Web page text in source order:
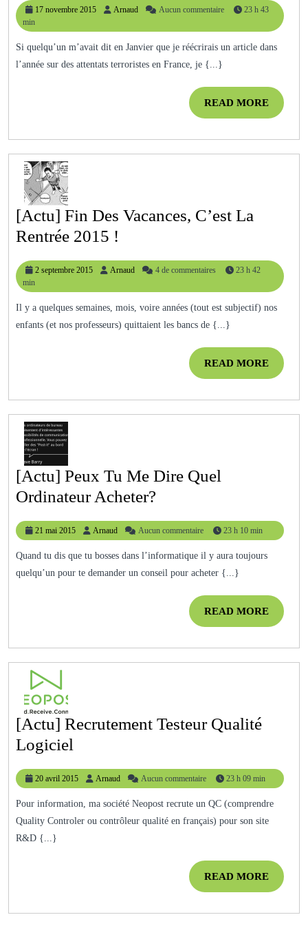
Fous
Qui
17 novembre 2015
17
2015
Arnaud ArnaudAucun commentaire
23 h 43
min
Si quelqu’un m’avait dit en Janvier que je réécrirais un article dans
l’année sur des attentats terroristes en France, je {...}
READ MOREREAD
MORE
[Actu] Fin Des Vacances, C’est La
Rentrée 2015 !
Fin
Des
Vacances,
C’est
!
2 septembre 2015
2015
Arnaud Arnaud4 de commentaires
23 h 42
min
Il y a quelques semaines, mois, voire années (tout est subjectif) nos
enfants (et nos professeurs) quittaient les bancs de {...}
READ MOREREAD
MORE
[Actu] Peux Tu Me Dire Quel
Ordinateur Acheter?
Peux
Tu
Me
Dire
Ordinateur
21 mai 2015
21
mai
2015
Arnaud ArnaudAucun commentaire 23 h 10 min
Quand tu dis que tu bosses dans l’informatique il y aura toujours
quelqu’un pour te demander un conseil pour acheter {...}
READ MOREREAD
MORE
[Actu] Recrutement Testeur Qualité
Logiciel
Recrutement
Testeur
Qualité
Logiciel
20 avril 2015
20
avril
2015
Arnaud ArnaudAucun commentaire 23 h 09 min
Pour information, ma société Neopost recrute un QC (comprendre
Quality Controler ou contrôleur qualité en français) pour son site
R&D {...}
READ MOREREAD
MORE